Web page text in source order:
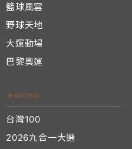
籃球風雲
野球天地
大運動場
巴黎奧運
台灣100
2026九合一大選